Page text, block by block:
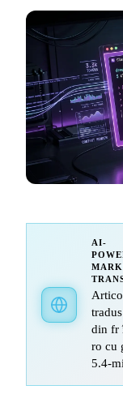
AI-
tradus
din fr
ro cu
5.4-